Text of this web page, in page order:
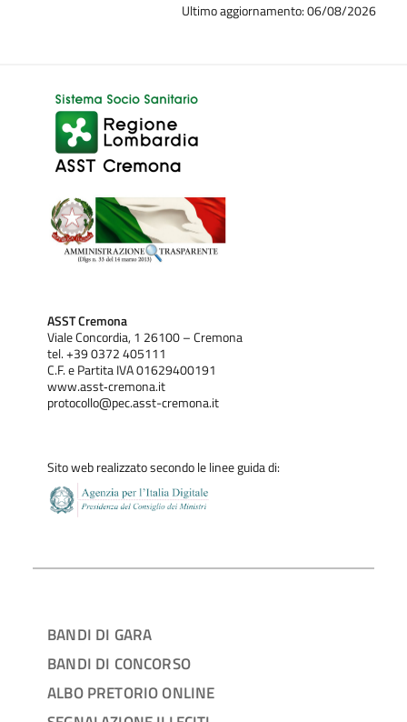
Ultimo aggiornamento: 06/08/2026
ASST Cremona
Viale Concordia, 1 26100 – Cremona
tel. +39 0372 405111
C.F. e Partita IVA 01629400191
www.asst‐cremona.it
protocollo@pec.asst-cremona.it
Sito web realizzato secondo le linee guida di:
BANDI DI GARA
BANDI DI CONCORSO
ALBO PRETORIO ONLINE